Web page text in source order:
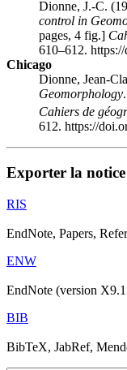
Dionne, J.-C.
control in
pages, 4 fig.]
610–612.
Chicago
Dionne, Jean-
Geomorphology
Cahiers de
612. https://
Exporter la
RIS
EndNote, Papers,
ENW
EndNote (version
BIB
BibTeX, JabRef,